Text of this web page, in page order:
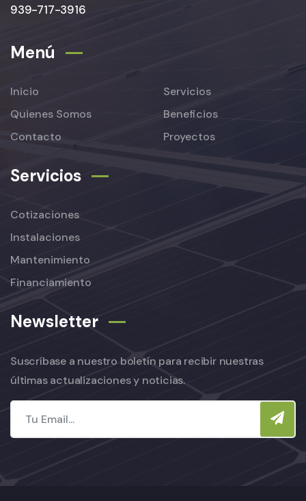
939-717-3916
Menú
Inicio
Quienes Somos
Contacto
Servicios
Beneficios
Proyectos
Servicios
Cotizaciones
Instalaciones
Mantenimiento
Financiamiento
Newsletter
Suscríbase a nuestro boletín para recibir nuestras
últimas actualizaciones y noticias.